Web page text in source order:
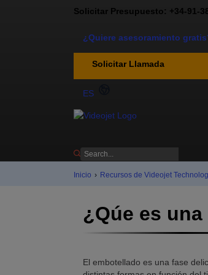
Solicitar Presupuesto: +34-91-
¿Quiere asesoramiento
Solicitar Llamada
ES
Inicio › Recursos de Videojet
¿Qúe es
El embotellado es una fase